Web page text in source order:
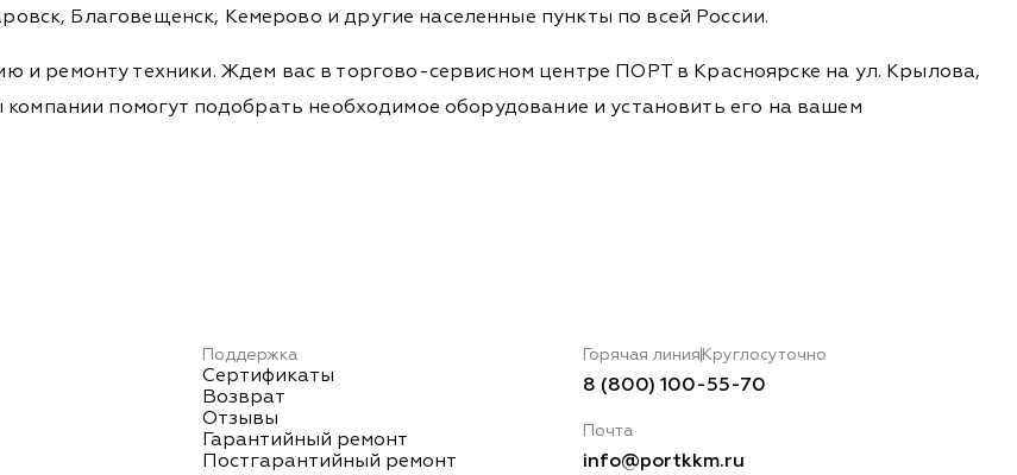
Благовещенск, Кемерово и другие населенные пункты по всей России.
и ремонту техники. Ждем вас в торгово-сервисном центре ПОРТ в Красноярске на ул. Крылова,
компании помогут подобрать необходимое оборудование и установить его на вашем
Поддержка
Сертификаты
Возврат
Отзывы
Гарантийный ремонт
Постгарантийный ремонт
Горячая линия Круглосуточно
8 (800) 100-55-70
Почта
info@portkkm.ru